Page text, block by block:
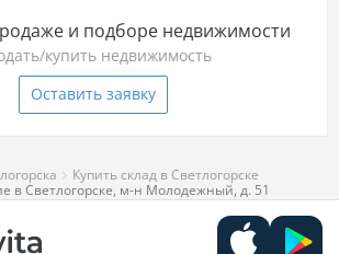
и подборе недвижимости
купить недвижимость
Оставить заявку
Купить склад в Светлогорске
в Светлогорске, м-н Молодежный, д. 51